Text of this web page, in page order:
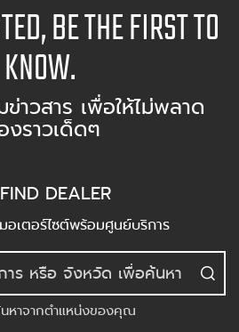
BE THE FIRST TO
KNOW.
าวสาร เพื่อให้ไม่พลาด
งราวเด็ดๆ
FIND DEALER
อเตอร์ไซต์พร้อมศูนย์บริการ
หาจากตำแหน่งของคุณ